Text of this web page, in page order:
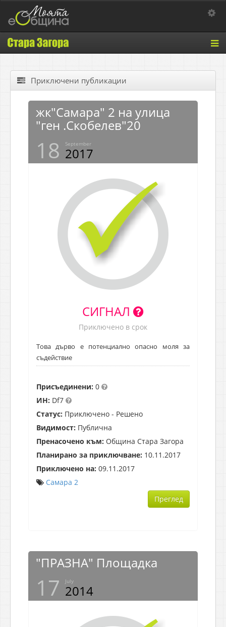
Приключени публикации
жк"Самара" 2 на улица
"ген .Скобелев"20
18 September
2017
СИГНАЛ
Приключено в срок
Това дърво е потенциално опасно моля за
съдействие
Присъединени: 0
ИН: Df7
Статус: Приключено - Решено
Видимост: Публична
Пренасочено към: Община Стара Загора
Планирано за приключване: 10.11.2017
Приключено на: 09.11.2017
Самара 2
Преглед
"ПРАЗНА" Площадка
17 July
2014